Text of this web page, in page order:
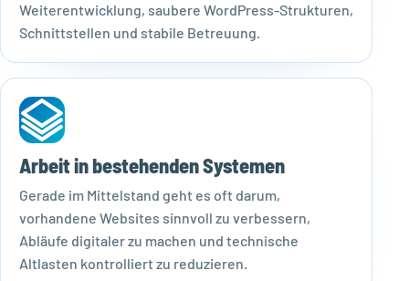
Weiterentwicklung, saubere WordPress-Strukturen,
Schnittstellen und stabile Betreuung.
Arbeit in bestehenden Systemen
Gerade im Mittelstand geht es oft darum,
vorhandene Websites sinnvoll zu verbessern,
Abläufe digitaler zu machen und technische
Altlasten kontrolliert zu reduzieren.